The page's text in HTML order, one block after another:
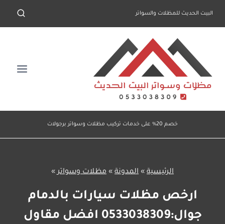
البيت الحديث للمظلات والسواتر
خصم 20% على خدمات تركيب مظلات وسواتر برجولات
الرئيسية » المدونة » مظلات وسواتر »
ارخص مظلات سيارات بالدمام
جوال:0533038309 افضل مقاول